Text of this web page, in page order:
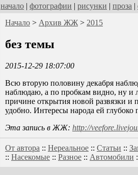
начало | фотографии | рисунки | проза |
Начало > Архив ЖЖ > 2015
без темы
2015-12-29 18:07:00
Всю вторую половину декабря
наблюдаю, а по пробкам видно, ну и
причине открытия новой развязки и
удобно. Интересы народа ей глубоко
Эта запись в ЖЖ: http://
От автора :: Нереальное :: Статьи ::
:: Насекомые :: Разное :: Автомобили